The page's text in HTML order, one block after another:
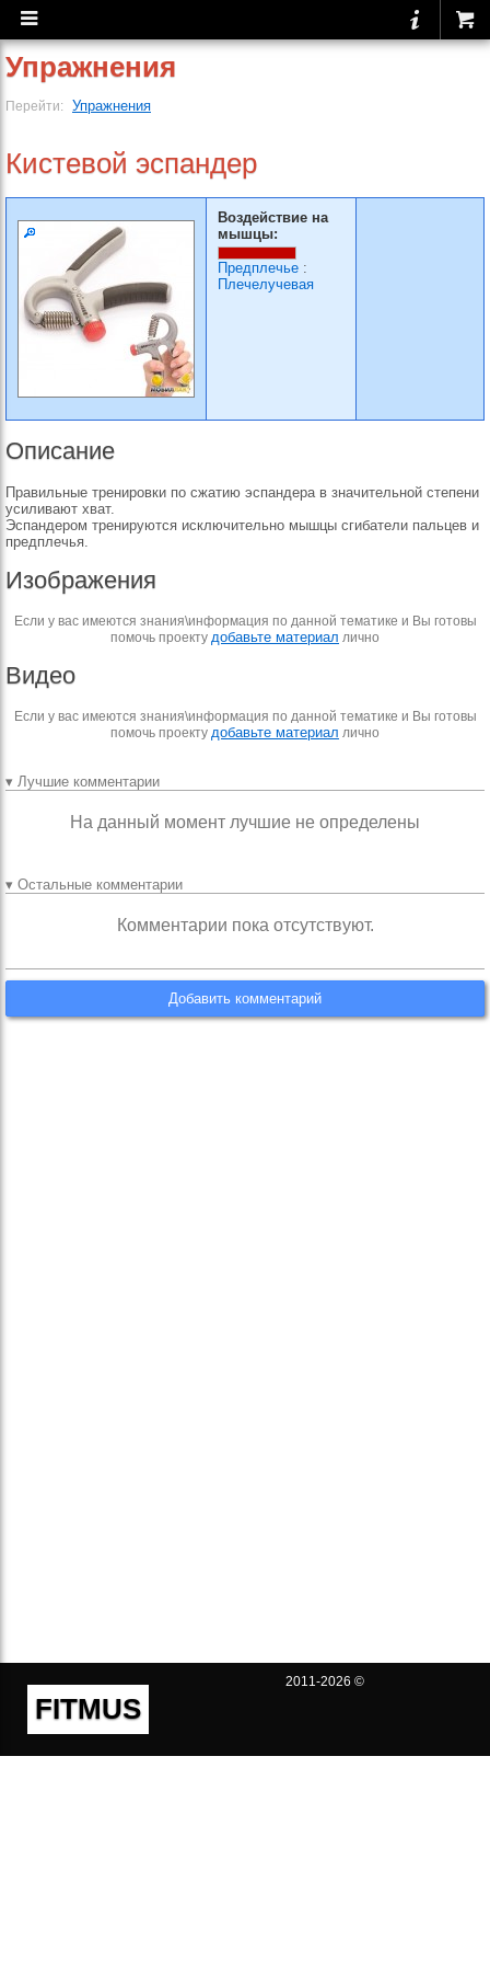
Упражнения
Перейти: Упражнения
Кистевой эспандер
Воздействие на
мышцы:
Предплечье :
Плечелучевая
Описание
Правильные тренировки по сжатию эспандера в значительной степени
усиливают хват.
Эспандером тренируются исключительно мышцы сгибатели пальцев и
предплечья.
Изображения
Если у вас имеются знания\информация по данной тематике и Вы готовы
помочь проекту добавьте материал лично
Видео
Если у вас имеются знания\информация по данной тематике и Вы готовы
помочь проекту добавьте материал лично
▾ Лучшие комментарии
На данный момент лучшие не определены
▾ Остальные комментарии
Комментарии пока отсутствуют.
Добавить комментарий
FITMUS
2011-2026 ©